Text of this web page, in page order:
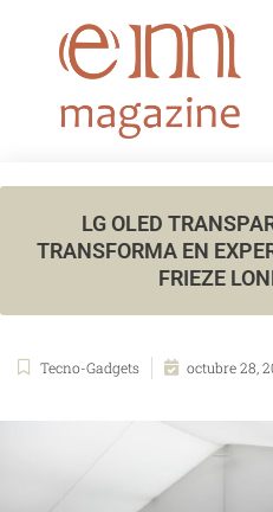
contenido
LG OLED
TRANSFORMA EN
FRIEZE
Tecno-Gadgets octubre 28,